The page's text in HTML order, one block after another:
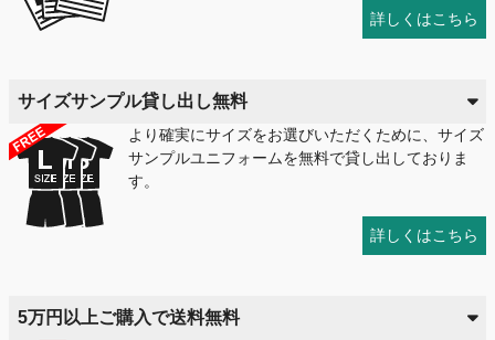
詳しくはこちら
サイズサンプル貸し出し無料
より確実にサイズをお選びいただくために、サイズ
サンプルユニフォームを無料で貸し出しておりま
す。
詳しくはこちら
5万円以上ご購入で送料無料